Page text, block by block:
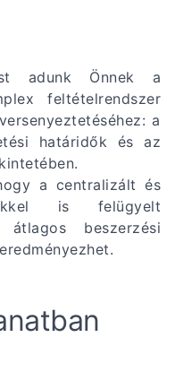
adunk Önnek a
feltételrendszer
a
határidők és az
a centralizált és
is felügyelt
beszerzési